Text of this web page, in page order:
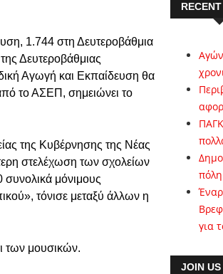
1.744 στη Δευτεροβάθμια
Δευτεροβάθμιας
Αγωγή και Εκπαίδευση θα
το ΑΣΕΠ, σημειώνει το
της Κυβέρνησης της Νέας
στελέχωση των σχολείων
συνολικά μόνιμους
τόνισε μεταξύ άλλων η
των μουσικών.
για
JOIN US